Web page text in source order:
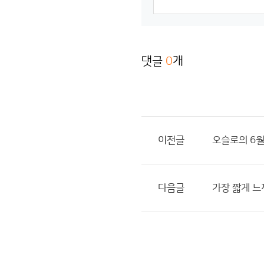
댓글 0개
이전글 오슬로의 6
다음글 가장 짧게